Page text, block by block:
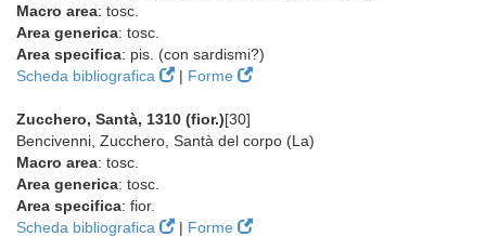
Macro area: tosc.
Area generica: tosc.
Area specifica: pis. (con sardismi?)
Scheda bibliografica
| Forme
Zucchero, Santà, 1310 (fior.)[30]
Bencivenni, Zucchero, Santà del corpo (La)
Macro area: tosc.
Area generica: tosc.
Area specifica: fior.
Scheda bibliografica
| Forme